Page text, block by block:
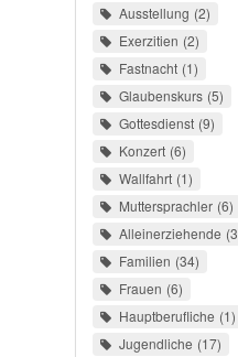
Ausstellung 2
Exerzitien 2
Fastnacht 1
Glaubenskurs 5
Gottesdienst 9
Konzert 6
Wallfahrt 1
Muttersprachler 6
Alleinerziehende 3
Familien 34
Frauen 6
Hauptberufliche 1
Jugendliche 17